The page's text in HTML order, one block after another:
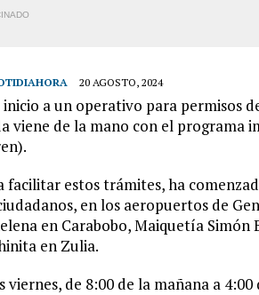
DE ‘LA SEÑORA DE LAS UÑAS BONITAS’ 42 DÍAS
20 AGOSTO, 2024
a un operativo para permisos
viene de la mano con el programa
facilitar estos trámites, ha
en los aeropuertos de
en Carabobo, Maiquetía Simón
en Zulia.
viernes, de 8:00 de la mañana a